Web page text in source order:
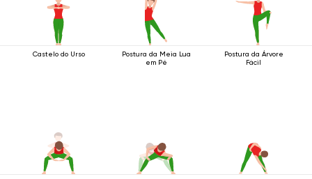
Castelo do Urso
Postura da Meia Lua
em Pé
Postura da Árvore
Fácil